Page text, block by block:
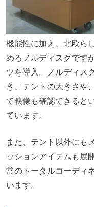
機能性に加え、北欧ら
めるノルディスクです
ツを導入。ノルディス
き、テントの大きさや
て映像も確認できると
ています。
また、テント以外にも
ッションアイテムも展
常のトータルコーディ
います。